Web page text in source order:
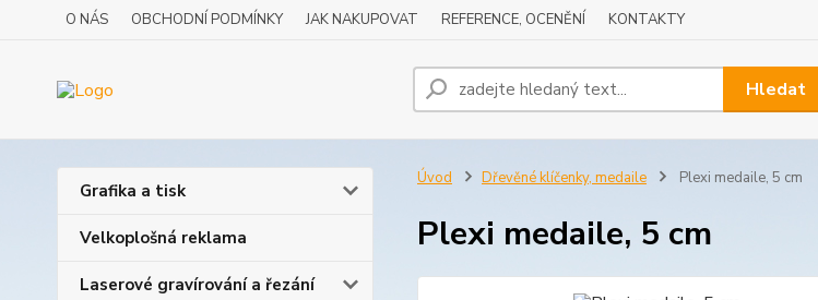
O NÁS OBCHODNÍ PODMÍNKY JAK NAKUPOVAT REFERENCE, OCENĚNÍ KONTAKTY
Hledat
Grafika a tisk
Velkoplošná reklama
Laserové gravírování a řezání
Úvod Dřevěné klíčenky, medaile Plexi medaile, 5 cm
Plexi medaile, 5 cm